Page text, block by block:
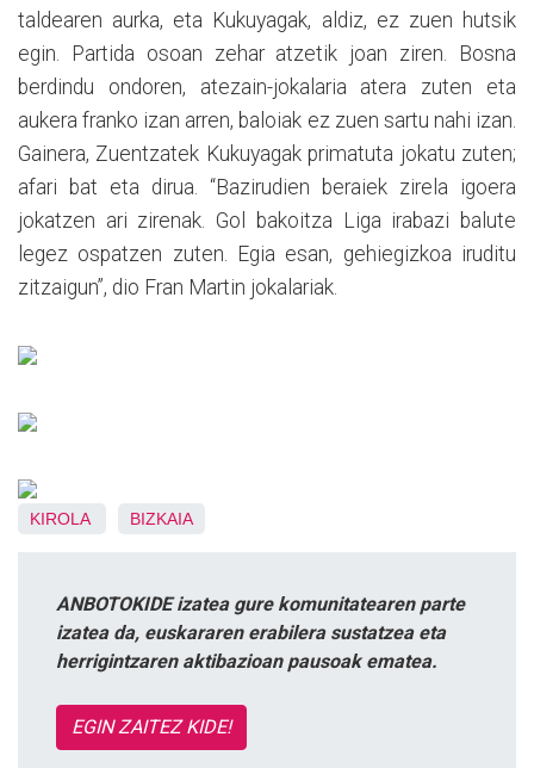
taldearen aurka, eta Kukuyagak, aldiz, ez zuen hutsik
egin. Partida osoan zehar atzetik joan ziren. Bosna
berdindu ondoren, atezain-jokalaria atera zuten eta
aukera franko izan arren, baloiak ez zuen sartu nahi izan.
Gainera, Zuentzatek Kukuyagak primatuta jokatu zuten;
afari bat eta dirua. “Bazirudien beraiek zirela igoera
jokatzen ari zirenak. Gol bakoitza Liga irabazi balute
legez ospatzen zuten. Egia esan, gehiegizkoa iruditu
zitzaigun”, dio Fran Martin jokalariak.
KIROLA BIZKAIA
ANBOTOKIDE izatea gure komunitatearen parte
izatea da, euskararen erabilera sustatzea eta
herrigintzaren aktibazioan pausoak ematea.
EGIN ZAITEZ KIDE!